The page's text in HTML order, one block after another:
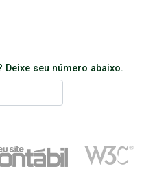
seu número abaixo.